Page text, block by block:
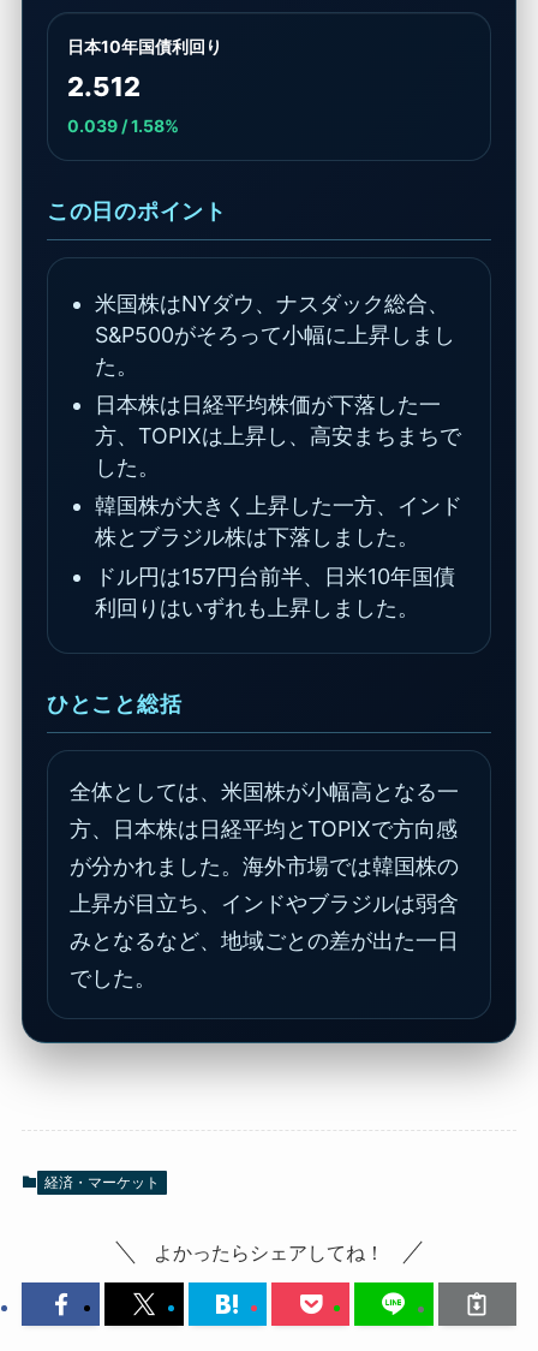
日本10年国債利回り
2.512
0.039 / 1.58%
この日のポイント
米国株はNYダウ、ナスダック総合、
S&P500がそろって小幅に上昇しまし
た。
日本株は日経平均株価が下落した一
方、TOPIXは上昇し、高安まちまちで
した。
韓国株が大きく上昇した一方、インド
株とブラジル株は下落しました。
ドル円は157円台前半、日米10年国債
利回りはいずれも上昇しました。
ひとこと総括
全体としては、米国株が小幅高となる一
方、日本株は日経平均とTOPIXで方向感
が分かれました。海外市場では韓国株の
上昇が目立ち、インドやブラジルは弱含
みとなるなど、地域ごとの差が出た一日
でした。
経済・マーケット
よかったらシェアしてね！